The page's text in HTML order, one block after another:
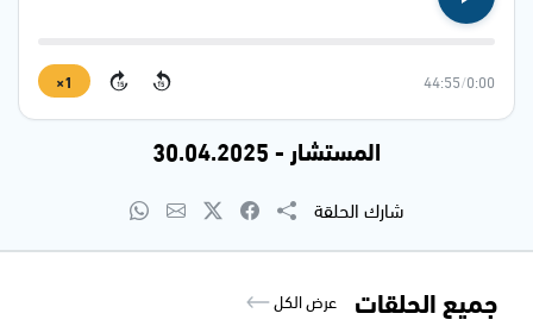
0:00
/
44:55
15
15
1×
المستشار - 30.04.2025
شارك الحلقة
جميع الحلقات عرض الكل